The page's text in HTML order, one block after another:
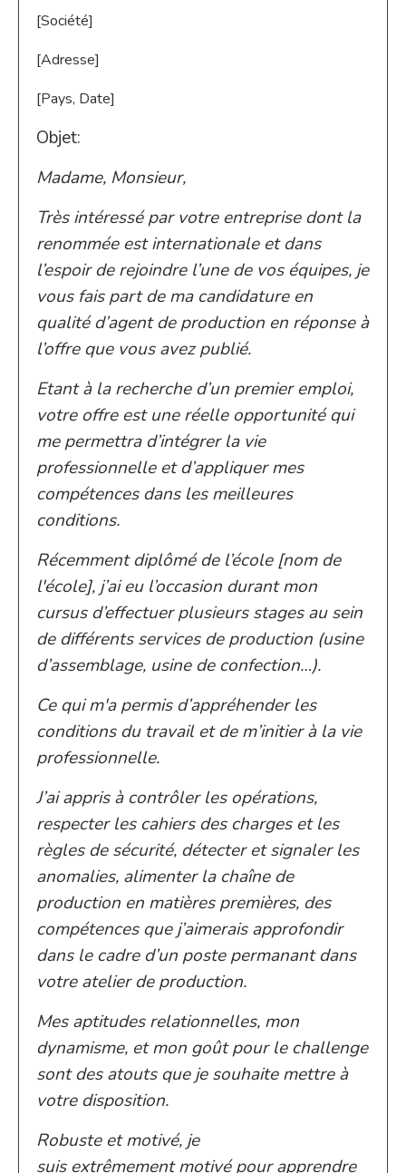
[Société]
[Adresse]
[Pays, Date]
Objet:
Madame, Monsieur,
Très intéressé par votre entreprise dont la
renommée est internationale et dans
l’espoir de rejoindre l’une de vos équipes, je
vous fais part de ma candidature en
qualité d’agent de production en réponse à
l’offre que vous avez publié.
Etant à la recherche d’un premier emploi,
votre offre est une réelle opportunité qui
me permettra d’intégrer la vie
professionnelle et d’appliquer mes
compétences dans les meilleures
conditions.
Récemment diplômé de l’école [nom de
l'école], j’ai eu l’occasion durant mon
cursus d’effectuer plusieurs stages au sein
de différents services de production (usine
d’assemblage, usine de confection…).
Ce qui m'a permis d’appréhender les
conditions du travail et de m’initier à la vie
professionnelle.
J’ai appris à contrôler les opérations,
respecter les cahiers des charges et les
règles de sécurité, détecter et signaler les
anomalies, alimenter la chaîne de
production en matières premières, des
compétences que j’aimerais approfondir
dans le cadre d’un poste permanant dans
votre atelier de production.
Mes aptitudes relationnelles, mon
dynamisme, et mon goût pour le challenge
sont des atouts que je souhaite mettre à
votre disposition.
Robuste et motivé, je
suis extrêmement motivé pour apprendre